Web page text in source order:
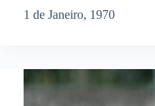
1 de Janeiro, 1970